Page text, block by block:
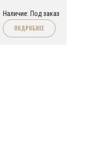
Наличие: Под заказ
ПОДРОБНЕЕ